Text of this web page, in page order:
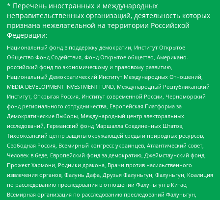
* Перечень иностранных и международных
неправительственных организаций, деятельность которых
признана нежелательной на территории Российской
Федерации:
Национальный фонд в поддержку демократии, Институт Открытое
Общество Фонд Содействия, Фонд Открытое общество, Американо-
российский фонд по экономическому и правовому развитию,
Национальный Демократический Институт Международных Отношений,
MEDIA DEVELOPMENT INVESTMENT FUND, Международный Республиканский
Институт, Открытая Россия, Институт современной России, Черноморский
фонд регионального сотрудничества, Европейская Платформа за
Демократические Выборы, Международный центр электоральных
исследований, Германский фонд Маршалла Соединенных Штатов,
Тихоокеанский центр защиты окружающей среды и природных ресурсов,
Свободная Россия, Всемирный конгресс украинцев, Атлантический совет,
Человек в беде, Европейский фонд за демократию, Джеймстаунский фонд,
Прожект Хармони, Родники дракона, Врачи против насильственного
извлечения органов, Фалунь Дафа, Друзья Фалуньгун, Фалуньгун, Коалиция
по расследованию преследования в отношении Фалуньгун в Китае,
Всемирная организация по расследованию преследований Фалуньгун,